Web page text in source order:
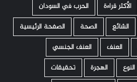
الأكثر قراءة
الحرب في السودان
الشائع الصحة
الصفحة الرئيسية
العنف
العنف الجنسي
النوع الهجرة
تحقيقات